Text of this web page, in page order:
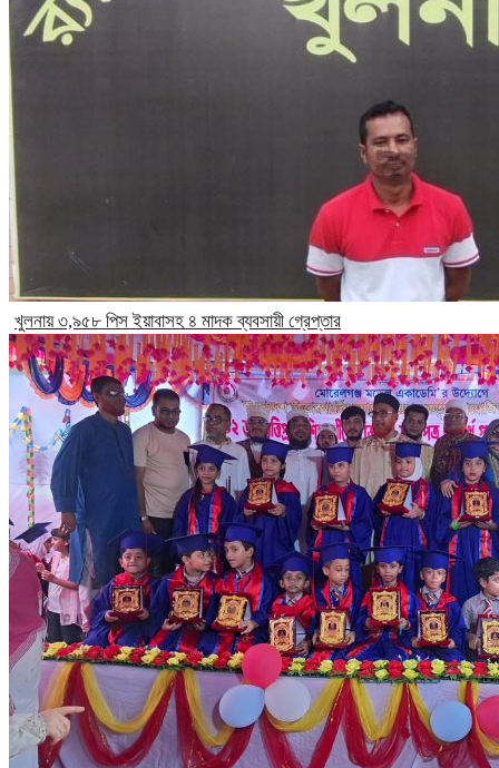
খুলনায় ৩,৯৫৮ পিস ইয়াবাসহ ৪ মাদক ব্যবসায়ী গ্রেপ্তার